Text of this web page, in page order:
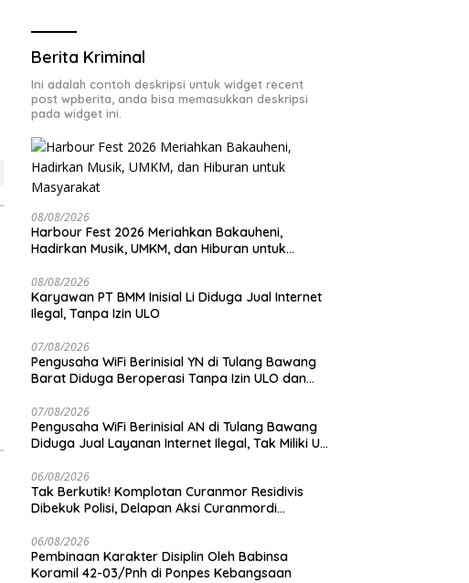
Berita Kriminal
Ini adalah contoh deskripsi untuk widget recent
post wpberita, anda bisa memasukkan deskripsi
pada widget ini.
08/08/2026
Harbour Fest 2026 Meriahkan Bakauheni,
Hadirkan Musik, UMKM, dan Hiburan untuk
08/08/2026
Karyawan PT BMM Inisial Li Diduga Jual Internet
Ilegal, Tanpa Izin ULO
07/08/2026
Pengusaha WiFi Berinisial YN di Tulang Bawang
Barat Diduga Beroperasi Tanpa Izin ULO dan
07/08/2026
Pengusaha WiFi Berinisial AN di Tulang Bawang
Diduga Jual Layanan Internet Ilegal, Tak Miliki Uji
06/08/2026
Tak Berkutik! Komplotan Curanmor Residivis
Dibekuk Polisi, Delapan Aksi Curanmordi
06/08/2026
Pembinaan Karakter Disiplin Oleh Babinsa
Koramil 42-03/Pnh di Ponpes Kebangsaan